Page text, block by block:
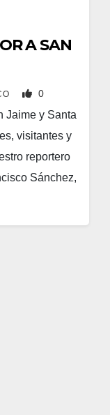
A SAN
0
Jaime y Santa
visitantes y
reportero
Sánchez,